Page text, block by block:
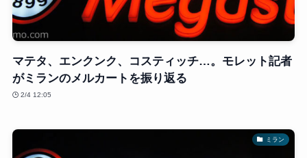
マテタ、エンクンク、コスティッチ…。モレット記者
がミランのメルカートを振り返る
2/4 12:05
ミラン